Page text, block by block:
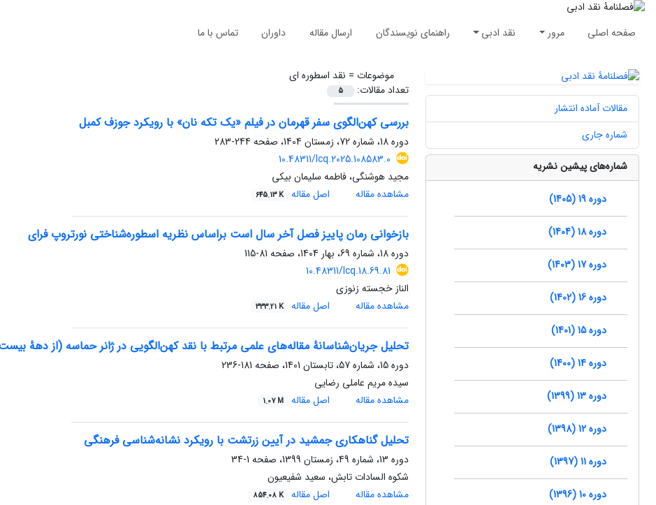
صفحه اصلی مرور نقد ادبی راهنمای نویسندگان ارسال مقاله داوران تماس با ما
موضوعات = نقد اسطوره ای
تعداد مقالات:
5
بررسی کهن‌الگوی سفر قهرمان در فیلم «یک تکه نان» با رویکرد جوزف کمبل
دوره 18، شماره 72، زمستان 1404، صفحه
244-283
10.48311/lcq.2025.108583.0
مجید هوشنگی، فاطمه سلیمان بیکی
مشاهده مقاله
اصل مقاله 645.13 K
بازخوانی رمان پاییز فصل آخر سال است براساس نظریه اسطوره‌شناختی نورتروپ فرای
دوره 18، شماره 69، بهار 1404، صفحه
81-115
10.48311/lcq.18.69.81
الناز خجسته زنوزی
مشاهده مقاله
اصل مقاله 333.21 K
تحلیل جریان‌شناسانۀ مقاله‌های علمی مرتبط با نقد کهن‌الگویی در ژانر حماسه (از دهۀ
دوره 15، شماره 57، تابستان 1401، صفحه
181-236
سیده مریم عاملی رضایی
مشاهده مقاله
اصل مقاله 1.07 M
تحلیل گناهکاری جمشید در آیین زرتشت با رویکرد نشانه‌شناسی فرهنگی
دوره 13، شماره 49، زمستان 1399، صفحه
1-34
شکوه السادات تابش، سعید شفیعیون
مشاهده مقاله
اصل مقاله 854.08 K
مقالات آماده انتشار
شماره جاری
شماره‌های پیشین نشریه
دوره 19 (1405)
دوره 18 (1404)
دوره 17 (1403)
دوره 16 (1402)
دوره 15 (1401)
دوره 14 (1400)
دوره 13 (1399)
دوره 12 (1398)
دوره 11 (1397)
دوره 10 (1396)